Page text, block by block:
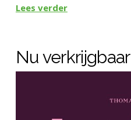
Lees verder
Nu verkrijgbaar